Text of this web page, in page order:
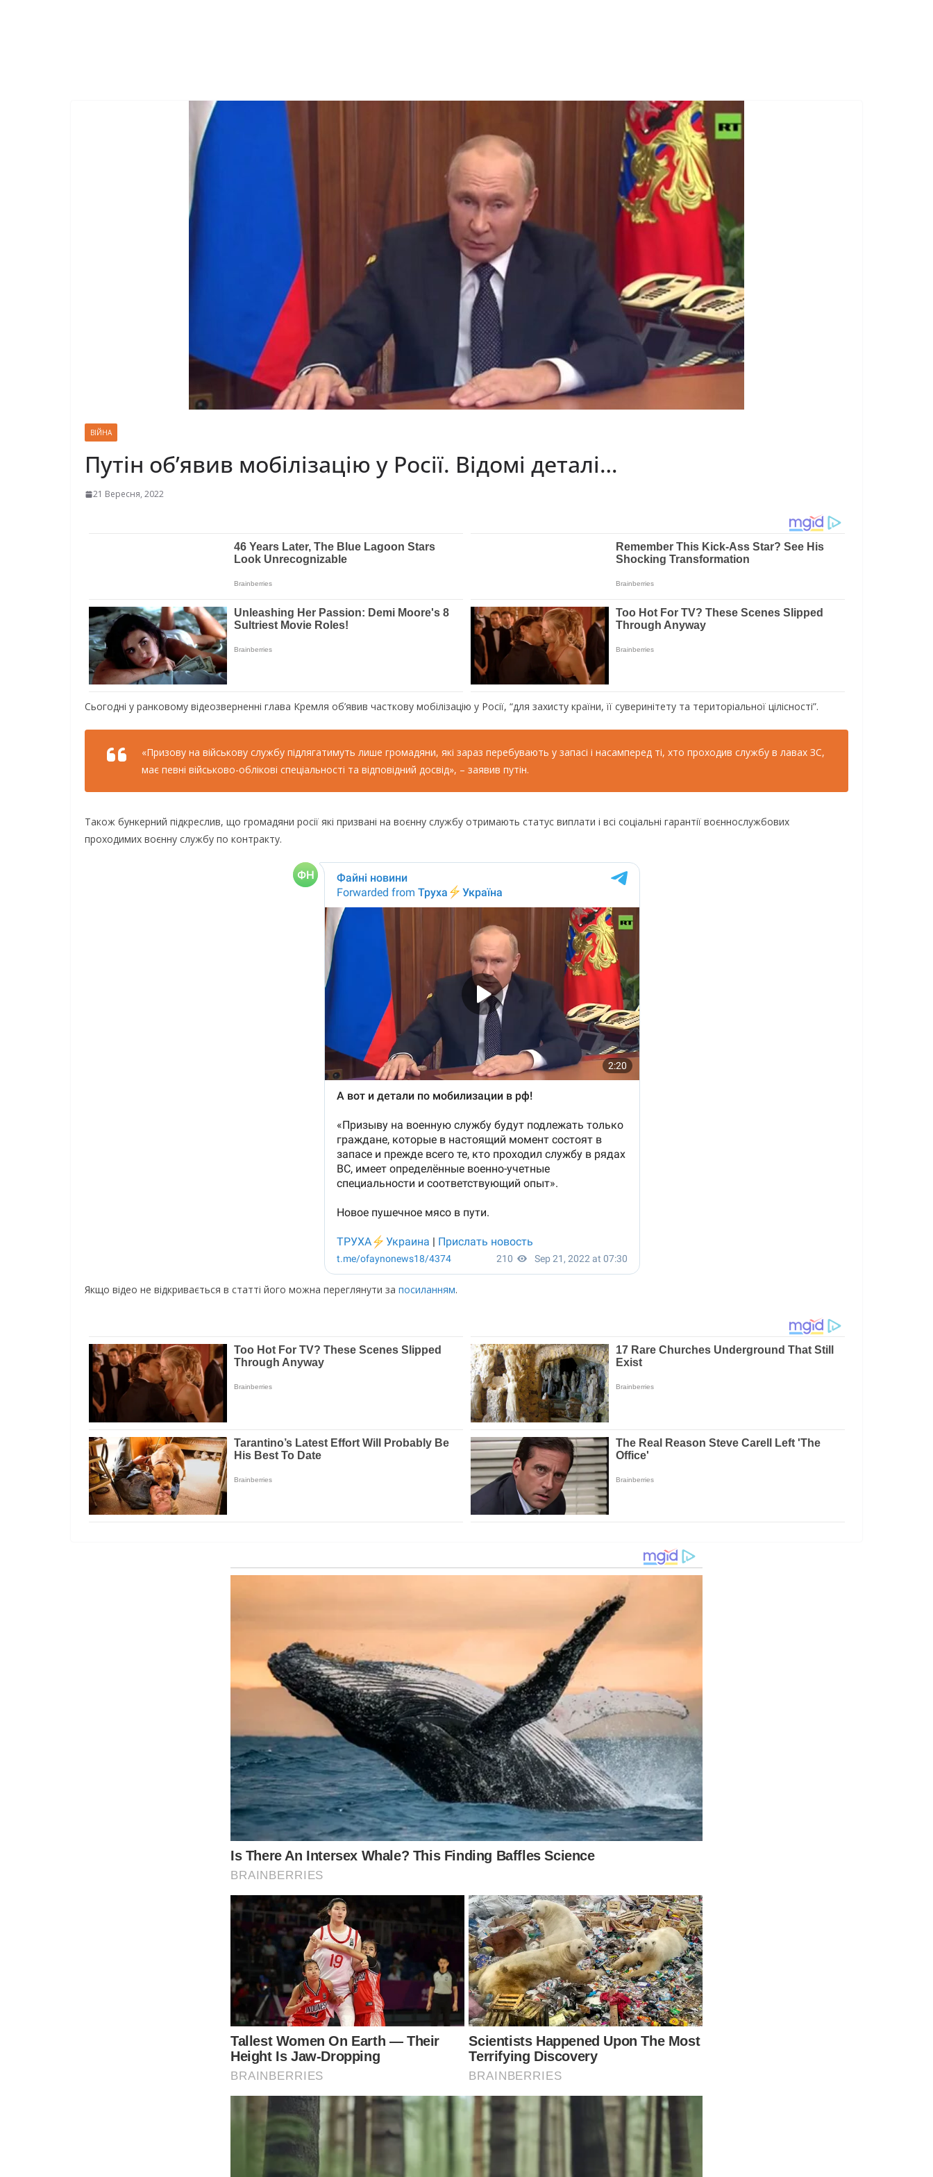
ВІЙНА
Путін об’явив мобілізацію у Росії. Відомі деталі…
21 Вересня, 2022
Сьогодні у ранковому відеозверненні глава Кремля об’явив часткову мобілізацію у Росії, “для захисту країни, її суверинітету та територіальної цілісності”.
«Призову на військову службу підлягатимуть лише громадяни, які зараз перебувають у запасі і насамперед ті, хто проходив службу в лавах ЗС,
має певні військово-облікові спеціальності та відповідний досвід», – заявив путін.
Також бункерний підкреслив, що громадяни росії які призвані на воєнну службу отримають статус виплати і всі соціальні гарантії воєннослужбових
проходимих воєнну службу по контракту.
Якщо відео не відкривається в статті його можна переглянути за посиланням.